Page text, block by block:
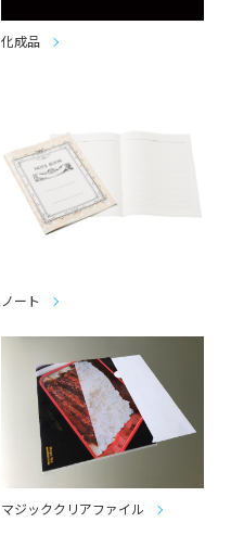
化成品
ノート
マジッククリアファイル